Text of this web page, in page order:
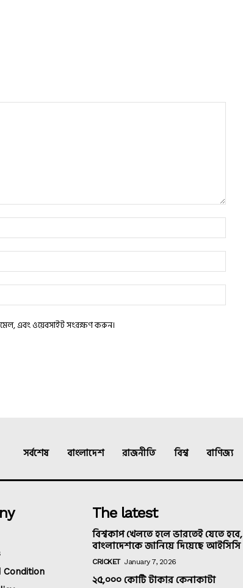
এবং ওয়েবসাইট সংরক্ষণ করুন।
সর্বশেষ বাংলাদেশ রাজনীতি বিশ্ব বাণিজ্য
Condition
The latest
বিশ্বকাপ খেলতে হলে ভারতেই যেতে হবে,
বাংলাদেশকে জানিয়ে দিয়েছে আইসিসি
CRICKET January 7, 2026
২৫,০০০ কোটি টাকার কেনাকাটা